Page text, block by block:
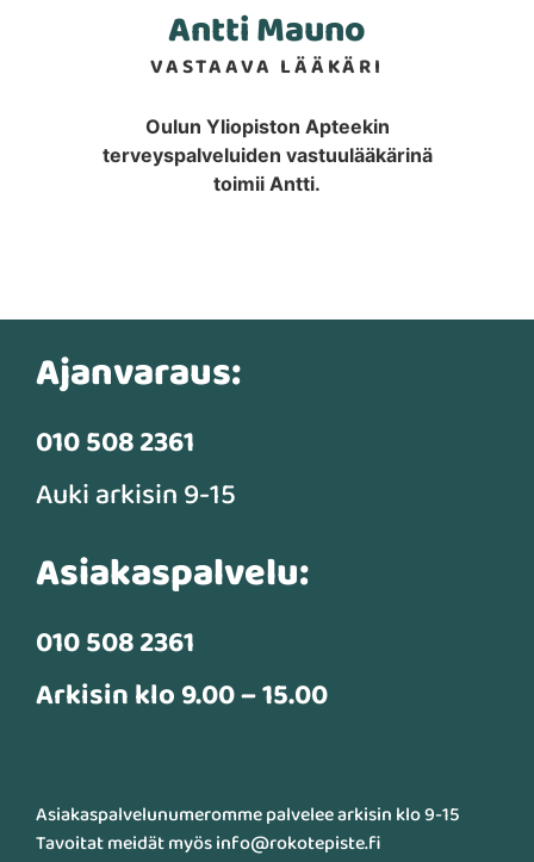
Antti Mauno
VASTAAVA LÄÄKÄRI
Oulun Yliopiston Apteekin
terveyspalveluiden vastuulääkärinä
toimii Antti.
Ajanvaraus:
010 508 2361
Auki arkisin 9-15
Asiakaspalvelu:
010 508 2361
Arkisin klo 9.00 – 15.00
Asiakaspalvelunumeromme palvelee arkisin klo 9-15
Tavoitat meidät myös info@rokotepiste.fi